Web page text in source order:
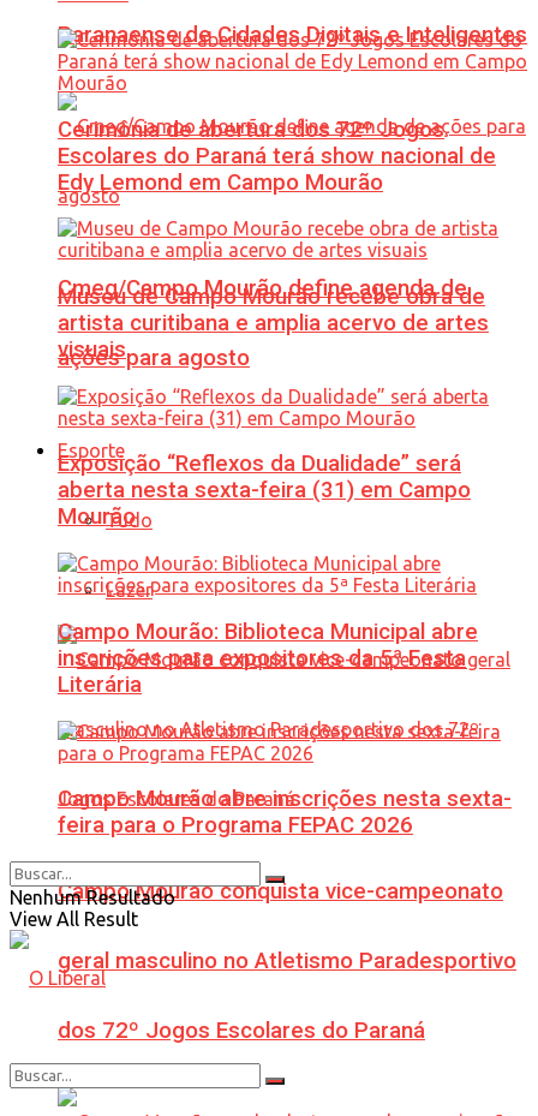
Paranaense de Cidades Digitais e Inteligentes
Cmeg/Campo Mourão define agenda de
ações para agosto
Esporte
Tudo
Lazer
Campo Mourão conquista vice-campeonato
geral masculino no Atletismo Paradesportivo
dos 72º Jogos Escolares do Paraná
Cerimônia de abertura dos 72º Jogos
Escolares do Paraná terá show nacional de
Edy Lemond em Campo Mourão
Museu de Campo Mourão recebe obra de
artista curitibana e amplia acervo de artes
visuais
Exposição “Reflexos da Dualidade” será
aberta nesta sexta-feira (31) em Campo
Mourão
Campo Mourão: Biblioteca Municipal abre
inscrições para expositores da 5ª Festa
Literária
Campo Mourão abre inscrições nesta sexta-
feira para o Programa FEPAC 2026
Nenhum Resultado
View All Result